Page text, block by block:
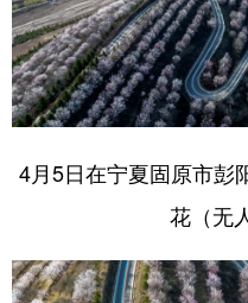
4月5日在宁夏固原市彭
花（无